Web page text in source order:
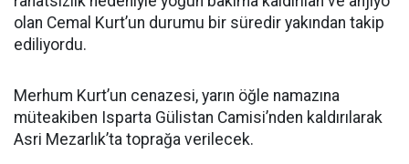
olan Cemal Kurt’un durumu bir süredir yakından takip
ediliyordu.
Merhum Kurt’un cenazesi, yarın öğle namazına
müteakiben Isparta Gülistan Camisi’nden kaldırılarak
Asri Mezarlık’ta toprağa verilecek.